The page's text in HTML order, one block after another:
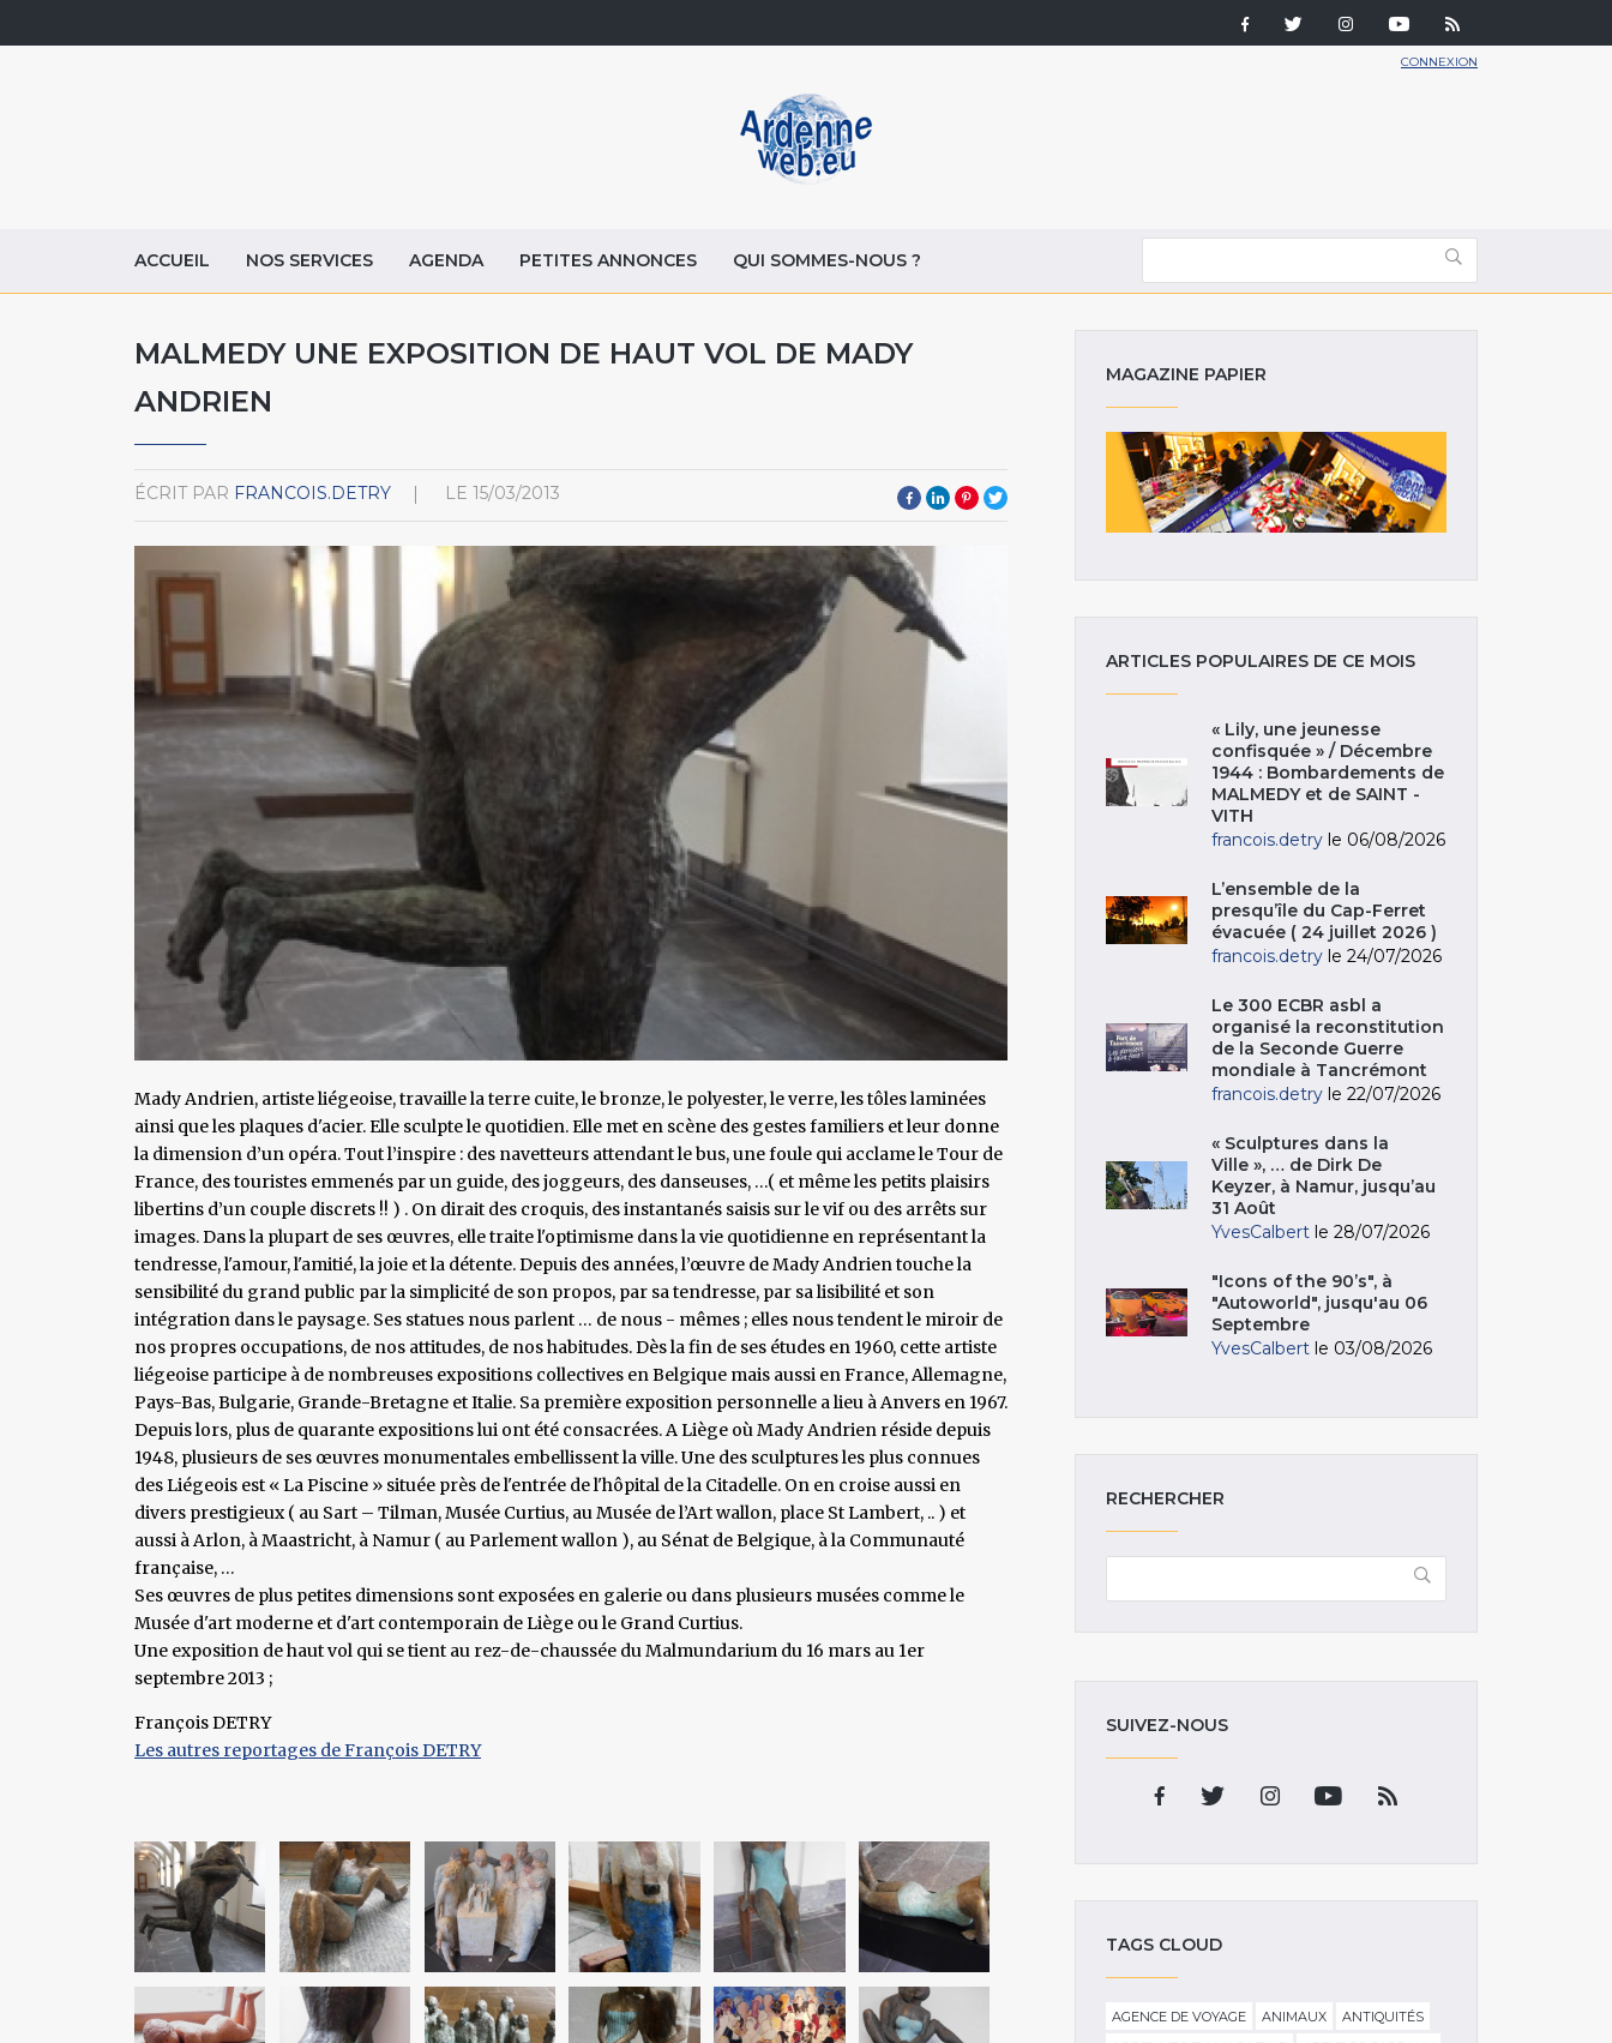
CONNEXION
ACCUEIL NOS SERVICES AGENDA PETITES ANNONCES QUI SOMMES-NOUS ?
MALMEDY UNE EXPOSITION DE HAUT VOL DE MADY
ANDRIEN
ÉCRIT PAR FRANCOIS.DETRY LE 15/03/2013
Mady Andrien, artiste liégeoise, travaille la terre cuite, le bronze, le polyester, le verre, les tôles laminées
ainsi que les plaques d'acier. Elle sculpte le quotidien. Elle met en scène des gestes familiers et leur donne
la dimension d’un opéra. Tout l’inspire : des navetteurs attendant le bus, une foule qui acclame le Tour de
France, des touristes emmenés par un guide, des joggeurs, des danseuses, …( et même les petits plaisirs
libertins d’un couple discrets !! ) . On dirait des croquis, des instantanés saisis sur le vif ou des arrêts sur
images. Dans la plupart de ses œuvres, elle traite l'optimisme dans la vie quotidienne en représentant la
tendresse, l'amour, l'amitié, la joie et la détente. Depuis des années, l’œuvre de Mady Andrien touche la
sensibilité du grand public par la simplicité de son propos, par sa tendresse, par sa lisibilité et son
intégration dans le paysage. Ses statues nous parlent … de nous - mêmes ; elles nous tendent le miroir de
nos propres occupations, de nos attitudes, de nos habitudes. Dès la fin de ses études en 1960, cette artiste
liégeoise participe à de nombreuses expositions collectives en Belgique mais aussi en France, Allemagne,
Pays-Bas, Bulgarie, Grande-Bretagne et Italie. Sa première exposition personnelle a lieu à Anvers en 1967.
Depuis lors, plus de quarante expositions lui ont été consacrées. A Liège où Mady Andrien réside depuis
1948, plusieurs de ses œuvres monumentales embellissent la ville. Une des sculptures les plus connues
des Liégeois est « La Piscine » située près de l'entrée de l'hôpital de la Citadelle. On en croise aussi en
divers prestigieux ( au Sart – Tilman, Musée Curtius, au Musée de l’Art wallon, place St Lambert, .. ) et
aussi à Arlon, à Maastricht, à Namur ( au Parlement wallon ), au Sénat de Belgique, à la Communauté
française, …
Ses œuvres de plus petites dimensions sont exposées en galerie ou dans plusieurs musées comme le
Musée d'art moderne et d'art contemporain de Liège ou le Grand Curtius.
Une exposition de haut vol qui se tient au rez-de-chaussée du Malmundarium du 16 mars au 1er
septembre 2013 ;
François DETRY
Les autres reportages de François DETRY
MAGAZINE PAPIER
ARTICLES POPULAIRES DE CE MOIS
« Lily, une jeunesse
confisquée » / Décembre
1944 : Bombardements de
MALMEDY et de SAINT -
VITH
francois.detry le 06/08/2026
L’ensemble de la
presqu’île du Cap-Ferret
évacuée ( 24 juillet 2026 )
francois.detry le 24/07/2026
Le 300 ECBR asbl a
organisé la reconstitution
de la Seconde Guerre
mondiale à Tancrémont
francois.detry le 22/07/2026
« Sculptures dans la
Ville », … de Dirk De
Keyzer, à Namur, jusqu’au
31 Août
YvesCalbert le 28/07/2026
"Icons of the 90’s", à
"Autoworld", jusqu'au 06
Septembre
YvesCalbert le 03/08/2026
RECHERCHER
SUIVEZ-NOUS
TAGS CLOUD
AGENCE DE VOYAGE ANIMAUX
ANTIQUITÉS